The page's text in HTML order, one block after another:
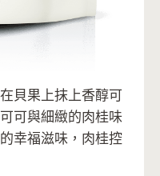
貝果上抹上香醇可
可與細緻的肉桂味
幸福滋味，肉桂控